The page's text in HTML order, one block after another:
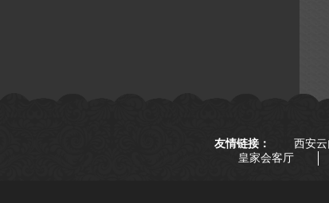
友情链接： 西安
皇家会客厅